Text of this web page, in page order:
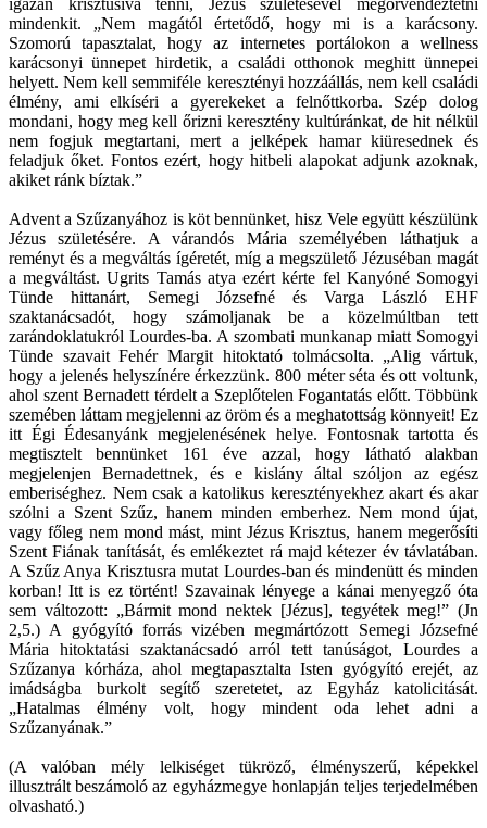
mindenkit. „Nem magától értetődő, hogy mi is a karácsony.
Szomorú tapasztalat, hogy az internetes portálokon a wellness
karácsonyi ünnepet hirdetik, a családi otthonok meghitt ünnepei
helyett. Nem kell semmiféle keresztényi hozzáállás, nem kell családi
élmény, ami elkíséri a gyerekeket a felnőttkorba. Szép dolog
mondani, hogy meg kell őrizni keresztény kultúránkat, de hit nélkül
nem fogjuk megtartani, mert a jelképek hamar kiüresednek és
feladjuk őket. Fontos ezért, hogy hitbeli alapokat adjunk azoknak,
akiket ránk bíztak.”
Advent a Szűzanyához is köt bennünket, hisz Vele együtt készülünk
Jézus születésére. A várandós Mária személyében láthatjuk a
reményt és a megváltás ígéretét, míg a megszülető Jézuséban magát
a megváltást. Ugrits Tamás atya ezért kérte fel Kanyóné Somogyi
Tünde hittanárt, Semegi Józsefné és Varga László EHF
szaktanácsadót, hogy számoljanak be a közelmúltban tett
zarándoklatukról Lourdes-ba. A szombati munkanap miatt Somogyi
Tünde szavait Fehér Margit hitoktató tolmácsolta. „Alig vártuk,
hogy a jelenés helyszínére érkezzünk. 800 méter séta és ott voltunk,
ahol szent Bernadett térdelt a Szeplőtelen Fogantatás előtt. Többünk
szemében láttam megjelenni az öröm és a meghatottság könnyeit! Ez
itt Égi Édesanyánk megjelenésének helye. Fontosnak tartotta és
megtisztelt bennünket 161 éve azzal, hogy látható alakban
megjelenjen Bernadettnek, és e kislány által szóljon az egész
emberiséghez. Nem csak a katolikus keresztényekhez akart és akar
szólni a Szent Szűz, hanem minden emberhez. Nem mond újat,
vagy főleg nem mond mást, mint Jézus Krisztus, hanem megerősíti
Szent Fiának tanítását, és emlékeztet rá majd kétezer év távlatában.
A Szűz Anya Krisztusra mutat Lourdes-ban és mindenütt és minden
korban! Itt is ez történt! Szavainak lényege a kánai menyegző óta
sem változott: „Bármit mond nektek [Jézus], tegyétek meg!” (Jn
2,5.) A gyógyító forrás vizében megmártózott Semegi Józsefné
Mária hitoktatási szaktanácsadó arról tett tanúságot, Lourdes a
Szűzanya kórháza, ahol megtapasztalta Isten gyógyító erejét, az
imádságba burkolt segítő szeretetet, az Egyház katolicitását.
„Hatalmas élmény volt, hogy mindent oda lehet adni a
Szűzanyának.”
(A valóban mély lelkiséget tükröző, élményszerű, képekkel
illusztrált beszámoló az egyházmegye honlapján teljes terjedelmében
olvasható.)